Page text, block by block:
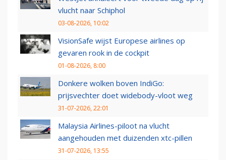
vlucht naar Schiphol
03-08-2026, 10:02
VisionSafe wijst Europese airlines op
gevaren rook in de cockpit
01-08-2026, 8:00
Donkere wolken boven IndiGo:
prijsvechter doet widebody-vloot weg
31-07-2026, 22:01
Malaysia Airlines-piloot na vlucht
aangehouden met duizenden xtc-pillen
31-07-2026, 13:55